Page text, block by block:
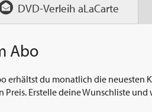
DVD-Verleih aLaCarte
Abo
erhältst du monatlich die neuesten
Erstelle deine Wunschliste